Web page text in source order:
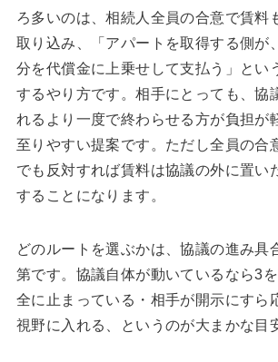
ろ多いのは、相続人全員の合意で賃料
取り込み、「アパートを取得する側が
分を代償金に上乗せして支払う」とい
するやり方です。相手にとっても、協
れるより一度で終わらせる方が負担が
至りやすい提案です。ただし全員の合
でも反対すれば賃料は協議の外に置い
することになります。
どのルートを選ぶかは、協議の進み具
第です。協議自体が動いているなら3
全に止まっている・相手が開示にすら
視野に入れる、というのが大まかな目